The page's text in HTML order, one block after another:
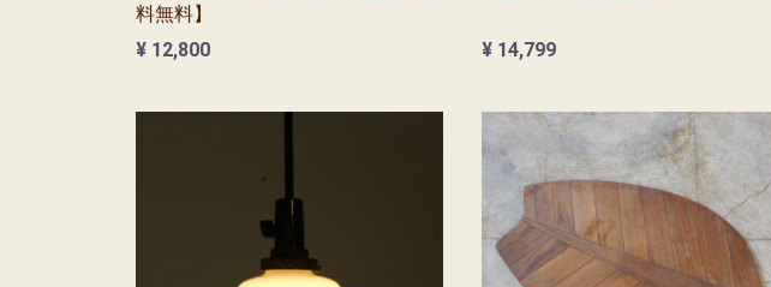
料無料】
¥ 12,800
¥ 14,799